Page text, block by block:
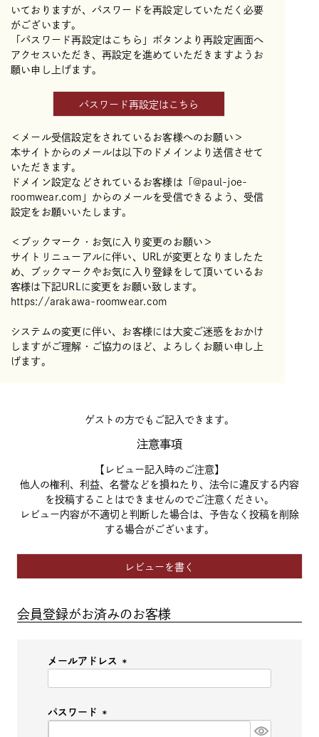
いておりますが、パスワードを再設定していただく必要
がございます。
「パスワード再設定はこちら」ボタンより再設定画面へ
アクセスいただき、再設定を進めていただきますようお
願い申し上げます。
パスワード再設定はこちら
＜メール受信設定をされているお客様へのお願い＞
本サイトからのメールは以下のドメインより送信させて
いただきます。
ドメイン設定などされているお客様は「@paul-joe-
roomwear.com」からのメールを受信できるよう、受信
設定をお願いいたします。
＜ブックマーク・お気に入り変更のお願い＞
サイトリニューアルに伴い、URLが変更となりましたた
め、ブックマークやお気に入り登録をして頂いているお
客様は下記URLに変更をお願い致します。
https://arakawa-roomwear.com
システムの変更に伴い、お客様には大変ご迷惑をおかけ
しますがご理解・ご協力のほど、よろしくお願い申し上
げます。
ゲストの方でもご記入できます。
注意事項
【レビュー記入時のご注意】
他人の権利、利益、名誉などを損ねたり、法令に違反する内容
を投稿することはできませんのでご注意ください。
レビュー内容が不適切と判断した場合は、予告なく投稿を削除
する場合がございます。
レビューを書く
会員登録がお済みのお客様
メールアドレス
パスワード